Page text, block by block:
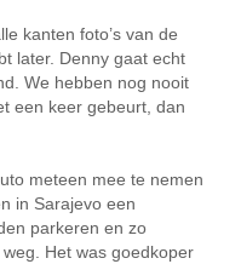
kanten foto’s van de
later. Denny gaat echt
We hebben nog nooit
een keer gebeurt, dan
meteen mee te nemen
in Sarajevo een
parkeren en zo
Het was goedkoper